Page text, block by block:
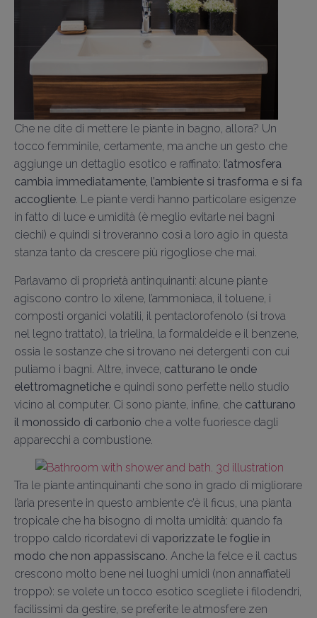
Che ne dite di mettere le piante in bagno, allora? Un
tocco femminile, certamente, ma anche un gesto che
aggiunge un dettaglio esotico e raffinato: l’atmosfera
cambia immediatamente, l’ambiente si trasforma e si fa
accogliente. Le piante verdi hanno particolare esigenze
in fatto di luce e umidità (è meglio evitarle nei bagni
ciechi) e quindi si troveranno così a loro agio in questa
stanza tanto da crescere più rigogliose che mai.
Parlavamo di proprietà antinquinanti: alcune piante
agiscono contro lo xilene, l’ammoniaca, il toluene, i
composti organici volatili, il pentaclorofenolo (si trova
nel legno trattato), la trielina, la formaldeide e il benzene,
ossia le sostanze che si trovano nei detergenti con cui
puliamo i bagni. Altre, invece, catturano le onde
elettromagnetiche e quindi sono perfette nello studio
vicino al computer. Ci sono piante, infine, che catturano
il monossido di carbonio che a volte fuoriesce dagli
apparecchi a combustione.
Tra le piante antinquinanti che sono in grado di migliorare
l’aria presente in questo ambiente c’è il ficus, una pianta
tropicale che ha bisogno di molta umidità: quando fa
troppo caldo ricordatevi di vaporizzate le foglie in
modo che non appassiscano. Anche la felce e il cactus
crescono molto bene nei luoghi umidi (non annaffiateli
troppo): se volete un tocco esotico scegliete i filodendri,
facilissimi da gestire, se preferite le atmosfere zen